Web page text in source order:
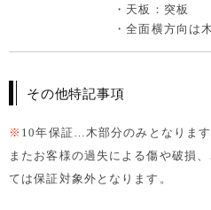
・天板：突板
・全面横方向は
その他特記事項
※ 10年保証…木部分のみとなりま
またお客様の過失による傷や破損
ては保証対象外となります。